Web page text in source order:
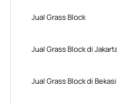
Jual Grass Block
Jual Grass Block di
Jual Grass Block di Bekasi